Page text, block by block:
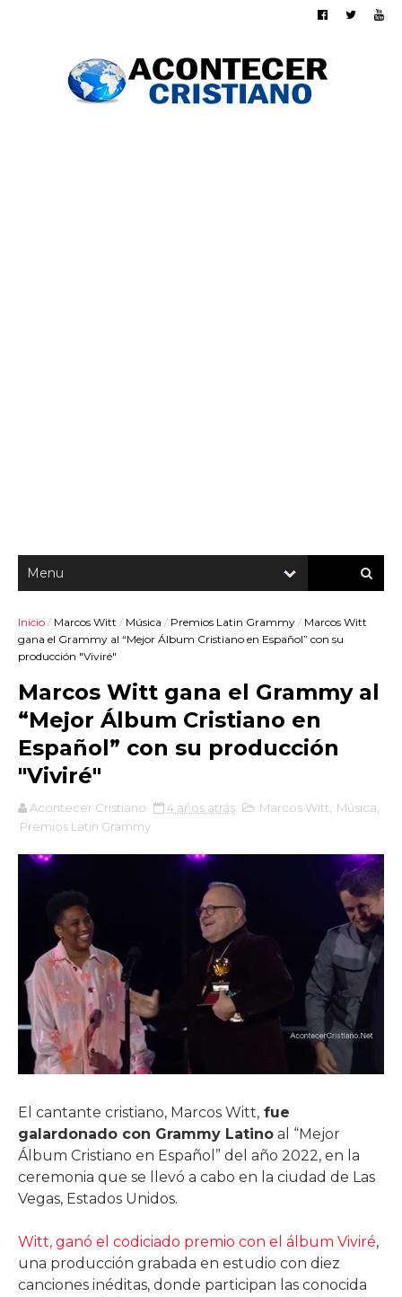
Inicio / Marcos Witt / Música / Premios Latin Grammy / Marcos Witt
gana el Grammy al “Mejor Álbum Cristiano en Español” con su
producción "Viviré"
Marcos Witt gana el Grammy al
“Mejor Álbum Cristiano en
Español” con su producción
"Viviré"
Acontecer Cristiano 4 años atrás Marcos Witt Música
Premios Latin Grammy
El cantante cristiano, Marcos Witt, fue
galardonado con Grammy Latino al “Mejor
Álbum Cristiano en Español” del año 2022, en la
ceremonia que se llevó a cabo en la ciudad de Las
Vegas, Estados Unidos.
Witt, ganó el codiciado premio con el álbum Viviré,
una producción grabada en estudio con diez
canciones inéditas, donde participan las conocida